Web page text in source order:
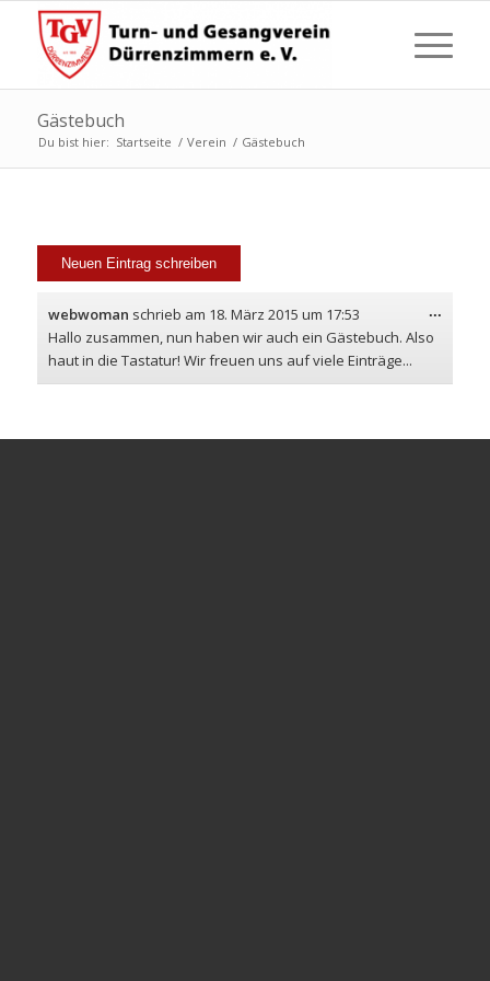
Gästebuch
Du bist hier: Startseite / Verein / Gästebuch
webwoman schrieb am 18. März 2015 um 17:53
Hallo zusammen, nun haben wir auch ein Gästebuch. Also
haut in die Tastatur! Wir freuen uns auf viele Einträge...
...